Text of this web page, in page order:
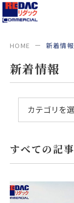
新着情報
HOME 新着情報
すべての記事